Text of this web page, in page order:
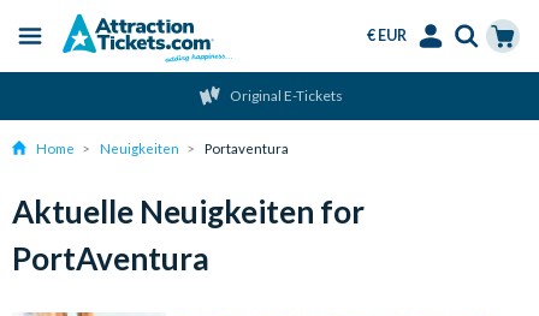
content
Menu
€ EUR
Original E-Tickets
Home Neuigkeiten Portaventura
Aktuelle Neuigkeiten for
PortAventura